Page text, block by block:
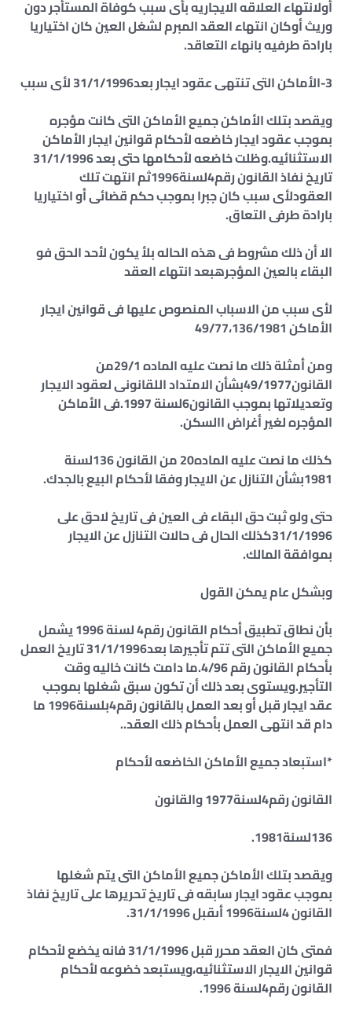
أولانتهاء العلاقه الايجاريه بأى سبب كوفاة المستأجر دون
وريث أوكان انتهاء العقد المبرم لشغل العين كان اختياريا
بارادة طرفيه بانهاء التعاقد.
3-الأماكن التى تنتهى عقود ايجار بعد31/1/1996 لأى سبب
ويقصد بتلك الأماكن جميع الأماكن التى كانت مؤجره
بموجب عقود ايجار خاضعه لأحكام قوانين ايجار الأماكن
الاستثنائيه.وظلت خاضعه لأحكامها حتى بعد 31/1/1996
تاريخ نفاذ القانون رقم4لسنة1996ثم انتهت تلك
العقودلأى سبب كان جبرا بموجب حكم قضائى أو اختياريا
بارادة طرفى التعاق.
الا أن ذلك مشروط فى هذه الحاله بلأ يكون لأحد الحق فو
البقاء بالعين المؤجرهبعد انتهاء العقد
لأى سبب من الاسباب المنصوص عليها فى قوانين ايجار
الأماكن 49/77،136/1981
ومن أمثلة ذلك ما نصت عليه الماده 29/1من
القانون49/1977بشأن الامتداد اللقانونى لعقود الايجار
وتعديلاتها بموجب القانون6لسنة 1997.فى الأماكن
المؤجره لغير أغراض االسكن.
كذلك ما نصت عليه الماده20 من القانون 136لسنة
1981بشأن التنازل عن الايجار وفقا لأحكام البيع بالجدك.
حتى ولو ثبت حق البقاء فى العين فى تاريخ لاحق على
31/1/1996كذلك الحال فى حالات التنازل عن الايجار
بموافقة المالك.
وبشكل عام يمكن القول
بأن نطاق تطبيق أحكام القانون رقم4 لسنة 1996 يشمل
جميع الأماكن التى تتم تأجيرها بعد31/1/1996 تاريخ العمل
بأحكام القانون رقم 4/96.ما دامت كانت خاليه وقت
التأجير.ويستوى بعد ذلك أن تكون سبق شغلها بموجب
عقد ايجار قبل أو بعد العمل بالقانون رقم4بلسنة1996 ما
دام قد انتهى العمل بأحكام ذلك العقد..
*استبعاد جميع الأماكن الخاضعه لأحكام
القانون رقم4لسنة1977 والقانون
136لسنة1981.
ويقصد بتلك الأماكن جميع الأماكن التى يتم شغلها
بموجب عقود ايجار سابقه فى تاريخ تحريرها على تاريخ نفاذ
القانون 4لسنة1996 أىقبل 31/1/1996.
فمتى كان العقد محرر قبل 31/1/1996 فانه يخضع لأحكام
قوانين الايجار الاستثنائيه،ويستبعد خضوعه لأحكام
القانون رقم4لسنة 1996.